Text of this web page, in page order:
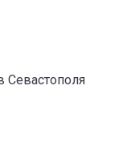
Севастополя